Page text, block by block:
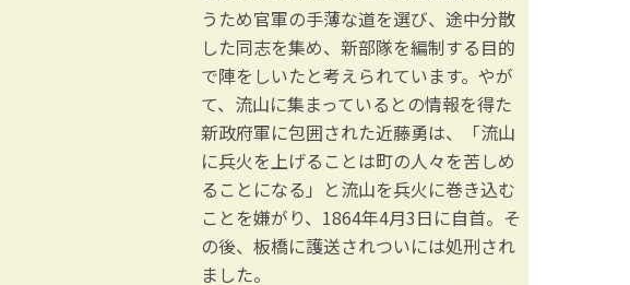
うため官軍の手薄な道を選び、途中分散
した同志を集め、新部隊を編制する目的
で陣をしいたと考えられています。やが
て、流山に集まっているとの情報を得た
新政府軍に包囲された近藤勇は、「流山
に兵火を上げることは町の人々を苦しめ
ることになる」と流山を兵火に巻き込む
ことを嫌がり、1864年4月3日に自首。そ
の後、板橋に護送されついには処刑され
ました。